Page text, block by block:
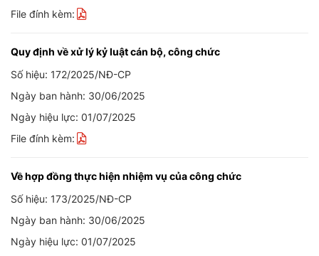
File đính kèm:
Quy định về xử lý kỷ luật cán bộ, công chức
Số hiệu: 172/2025/NĐ-CP
Ngày ban hành: 30/06/2025
Ngày hiệu lực: 01/07/2025
File đính kèm:
Về hợp đồng thực hiện nhiệm vụ của công chức
Số hiệu: 173/2025/NĐ-CP
Ngày ban hành: 30/06/2025
Ngày hiệu lực: 01/07/2025